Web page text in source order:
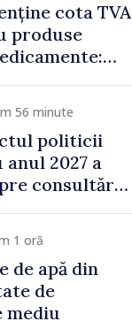
cota TVA
produse
de
56 minute
politicii
2027 a
consultări
1 oră
de apă din
de
mediu